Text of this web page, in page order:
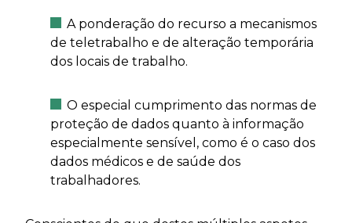
A ponderação do recurso a mecanismos
de teletrabalho e de alteração temporária
dos locais de trabalho.
O especial cumprimento das normas de
proteção de dados quanto à informação
especialmente sensível, como é o caso dos
dados médicos e de saúde dos
trabalhadores.